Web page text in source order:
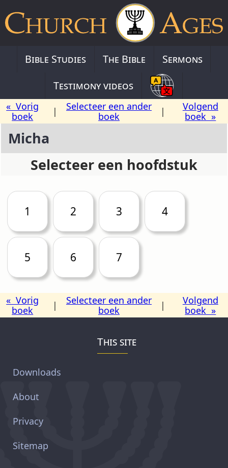
Bible Studies The Bible
Sermons
Testimony videos
« Vorig
boek
|
Selecteer een ander
boek
|
Volgend
boek »
Micha
Selecteer een hoofdstuk
1 2 3 4
5 6 7
« Vorig
boek
|
Selecteer een ander
boek
|
Volgend
boek »
This site
Downloads
About
Privacy
Sitemap